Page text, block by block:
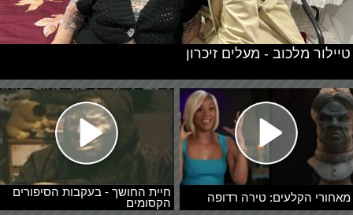
מאחורי הקלעים: טירה רדופה
חיית החושך - בעקבות הסיפורים
הקסומים
טיילור מלכוב - מעלים זיכרון